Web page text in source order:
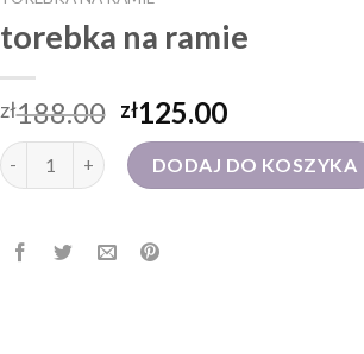
torebka na ramie
zł188.00 zł125.00
ilość torebka na ramieDODAJ DO KOSZYKA